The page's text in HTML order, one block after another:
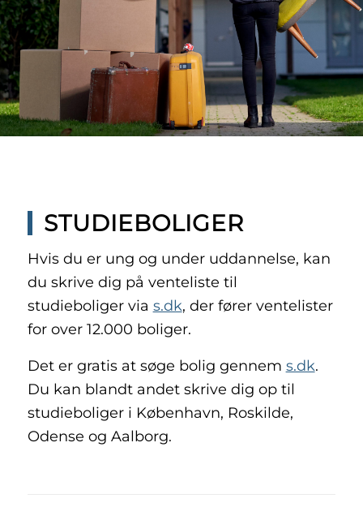
STUDIEBOLIGER
Hvis du er ung og under uddannelse, kan
du skrive dig på venteliste til
studieboliger via s.dk, der fører ventelister
for over 12.000 boliger.
Det er gratis at søge bolig gennem s.dk.
Du kan blandt andet skrive dig op til
studieboliger i København, Roskilde,
Odense og Aalborg.